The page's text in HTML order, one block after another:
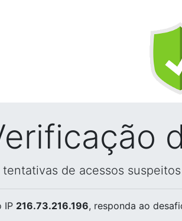
de acessos
IP 216.73.216.196, responda ao